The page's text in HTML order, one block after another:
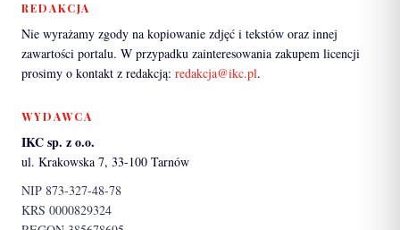
REDAKCJA
Nie wyrażamy zgody na kopiowanie zdjęć i tekstów oraz innej
zawartości portalu. W przypadku zainteresowania zakupem licencji
prosimy o kontakt z redakcją: redakcja@ikc.pl.
WYDAWCA
IKC sp. z o.o.
ul. Krakowska 7, 33-100 Tarnów
NIP 873-327-48-78
KRS 0000829324